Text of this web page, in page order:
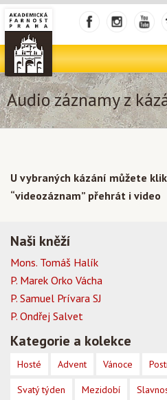
Audio záznamy z
U vybraných kázání můžete
“videozáznam” přehrát i video
Naši kněží
Mons. Tomáš Halík
P. Marek Orko Vácha
P. Samuel Prívara SJ
P. Ondřej Salvet
Kategorie a kolekce
Hosté Advent Vánoce
Svatý týden Mezidobí